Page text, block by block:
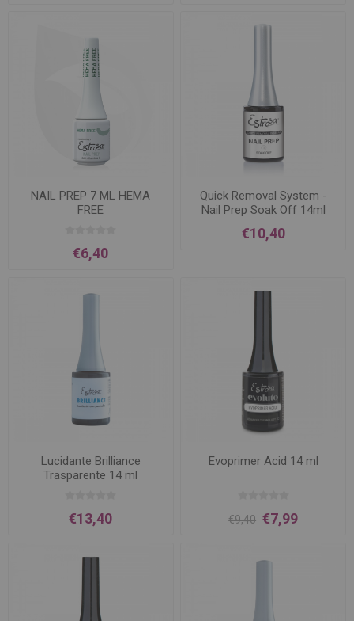
NAIL PREP 7 ML HEMA
FREE
€6,40
Quick Removal System -
Nail Prep Soak Off 14ml
€10,40
Lucidante Brilliance
Trasparente 14 ml
€13,40
Evoprimer Acid 14 ml
€9,40 €7,99